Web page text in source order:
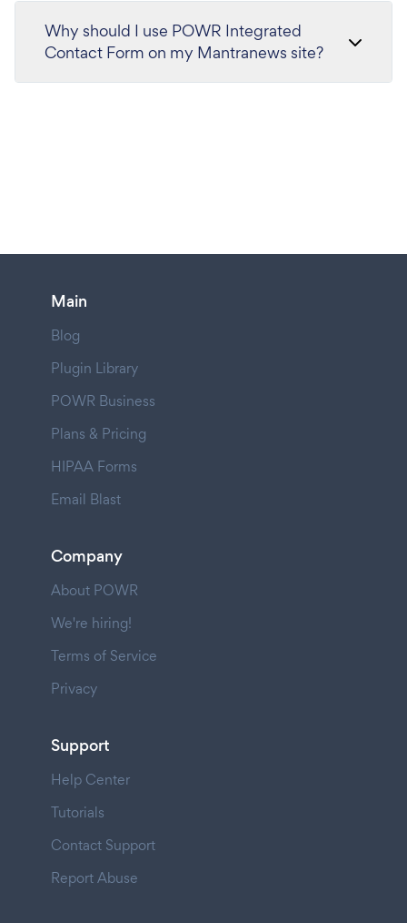
Why should I use POWR Integrated
Contact Form on my Mantranews site?
Main
Blog
Plugin Library
POWR Business
Plans & Pricing
HIPAA Forms
Email Blast
Company
About POWR
We're hiring!
Terms of Service
Privacy
Support
Help Center
Tutorials
Contact Support
Report Abuse